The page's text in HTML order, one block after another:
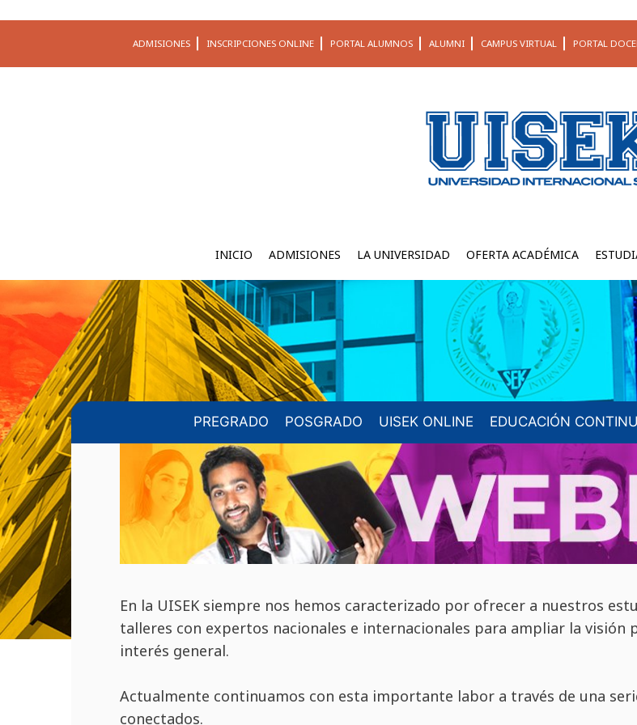
ADMISIONES INSCRIPCIONES ONLINE PORTAL ALUMNOS ALUMNI CAMPUS VIRTUAL PORTAL
INICIO ADMISIONES LA UNIVERSIDAD OFERTA ACADÉMICA
PREGRADO POSGRADO UISEK ONLINE EDUCACIÓN
En la UISEK siempre nos hemos caracterizado por ofrecer a nuestros
talleres con expertos nacionales e internacionales para ampliar la visión
interés general.
Actualmente continuamos con esta importante labor a través de una
conectados.